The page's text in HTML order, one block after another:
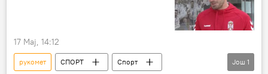
17 Мај, 14:12
рукомет СПОРТ
Спорт
Још 1